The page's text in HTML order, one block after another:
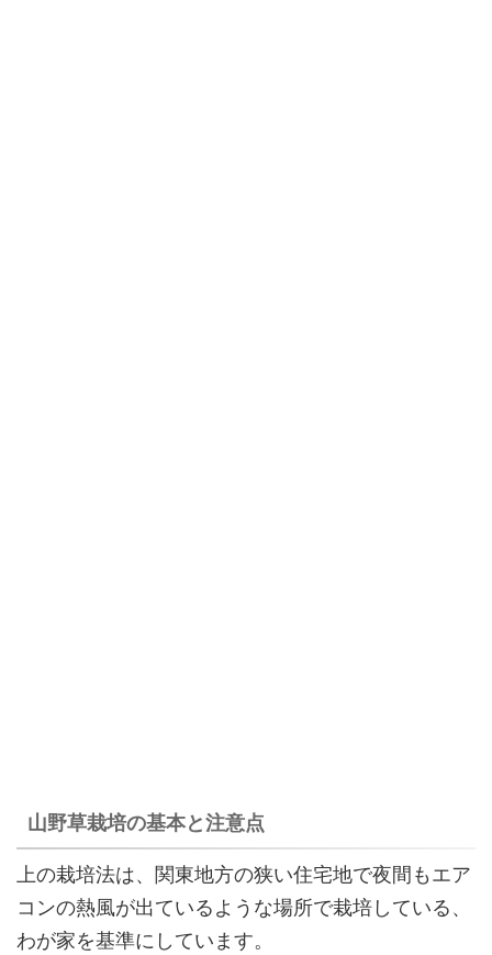
山野草栽培の基本と注意点
上の栽培法は、関東地方の狭い住宅地で夜間もエア
コンの熱風が出ているような場所で栽培している、
わが家を基準にしています。